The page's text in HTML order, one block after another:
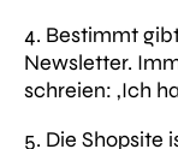
4. Bestimmt
Newsletter.
schreien: ‚Ich
5. Die Shopsite